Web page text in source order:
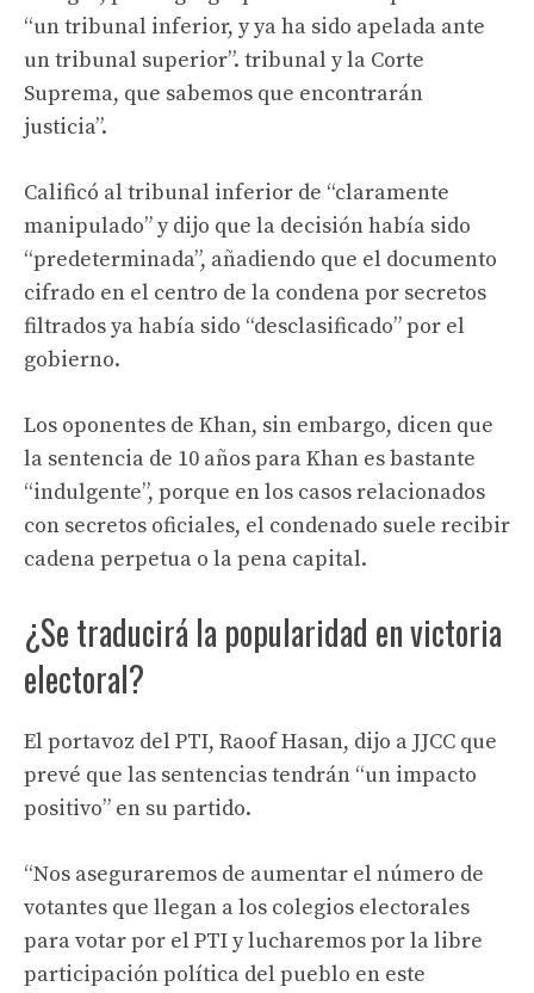
“un tribunal inferior, y ya ha sido apelada ante
un tribunal superior”. tribunal y la Corte
Suprema, que sabemos que encontrarán
justicia”.
Calificó al tribunal inferior de “claramente
manipulado” y dijo que la decisión había sido
“predeterminada”, añadiendo que el documento
cifrado en el centro de la condena por secretos
filtrados ya había sido “desclasificado” por el
gobierno.
Los oponentes de Khan, sin embargo, dicen que
la sentencia de 10 años para Khan es bastante
“indulgente”, porque en los casos relacionados
con secretos oficiales, el condenado suele recibir
cadena perpetua o la pena capital.
¿Se traducirá la popularidad en victoria
electoral?
El portavoz del PTI, Raoof Hasan, dijo a JJCC que
prevé que las sentencias tendrán “un impacto
positivo” en su partido.
“Nos aseguraremos de aumentar el número de
votantes que llegan a los colegios electorales
para votar por el PTI y lucharemos por la libre
participación política del pueblo en este